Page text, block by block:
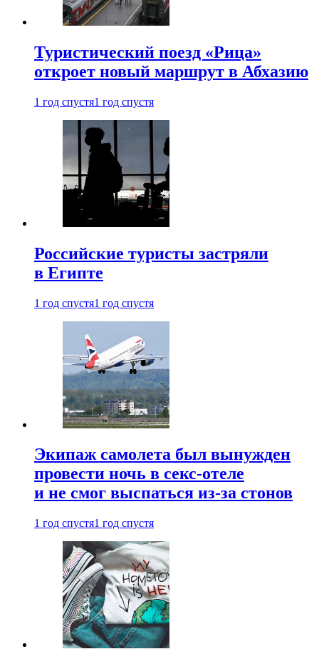
Туристический поезд «Рица»
откроет новый маршрут в Абхазию
1 год спустя1 год спустя
Российские туристы застряли
в Египте
1 год спустя1 год спустя
Экипаж самолета был вынужден
провести ночь в секс-отеле
и не смог выспаться из-за стонов
1 год спустя1 год спустя